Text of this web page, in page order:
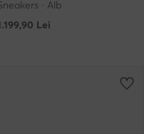
· Alb
Lei